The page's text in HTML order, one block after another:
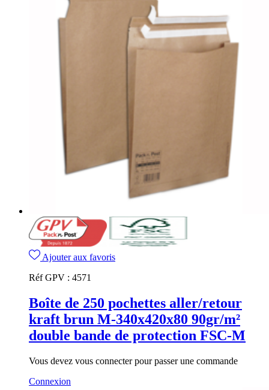
Ajouter aux favoris
Réf GPV : 4571
Boîte de 250 pochettes aller/retour
kraft brun M-340x420x80 90gr/m²
double bande de protection FSC-M
Vous devez vous connecter pour passer une commande
Connexion